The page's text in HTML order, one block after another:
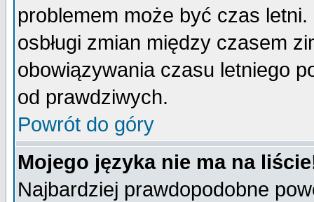
problemem może być czas
osbługi zmian między czasem
obowiązywania czasu letniego
od prawdziwych.
Powrót do góry
Mojego języka nie ma na
Najbardziej prawdopodobne